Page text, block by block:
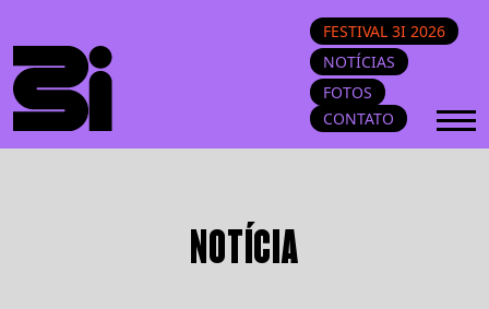
FESTIVAL 3I 2026
NOTÍCIAS
FOTOS
CONTATO
NOTÍCIA